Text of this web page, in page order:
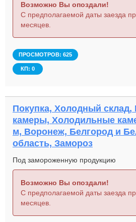
Возможно Вы опоздали!
С предполагаемой даты заезда
месяцев.
ПРОСМОТРОВ: 625
КП: 0
Покупка, Холодный
камеры, Холодильные
м, Воронеж, Белгород и
область, Замороз
Под замороженную продукцию
Возможно Вы опоздали!
С предполагаемой даты заезда
месяцев.